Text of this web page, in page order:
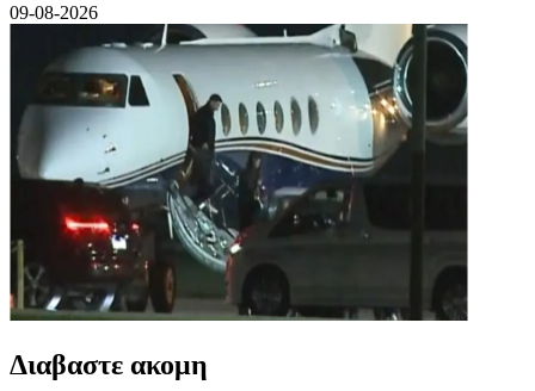
09-08-2026
Διαβαστε ακομη